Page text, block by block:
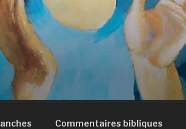
Commentaires bibliques